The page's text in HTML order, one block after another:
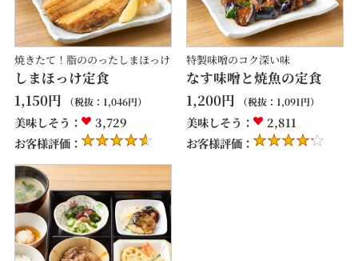
焼きたて！脂ののったしまほっけ
しまほっけ定食
1,150円 （税抜： 1,046円）
美味しそう：
3,729
お客様評価：
特製味噌のコク深い味
なす味噌と焼魚の定食
1,200円 （税抜： 1,091円）
美味しそう：
2,811
お客様評価：